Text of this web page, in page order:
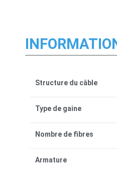
Structure du câble
Type de gaine
Nombre de fibres
Armature